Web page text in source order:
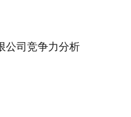
公司竞争力分析